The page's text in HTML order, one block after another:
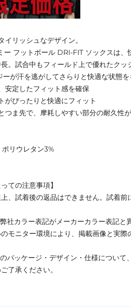
イリッシュなデザイン。
ー フットボール DRI-FIT ソックスは、
。試合中もフィールド上で優れたクッ
が汗を逃がしてさらりと快適な状態
安定したフィット感を確保
がぴったりと快適にフィット
つま先で、摩耗しやすい部分の耐久性
リウレタン3%
ての注意事項】
、試着後の返品はできません。試着前
社カラー表記がメーカーカラー表記と
モニター環境により、掲載画像と実際
パッケージ・デザイン・仕様について
了承ください。